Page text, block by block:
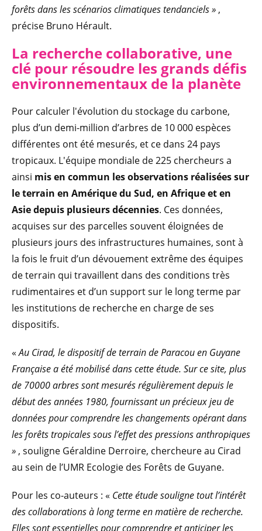
forêts dans les scénarios climatiques tendanciels » ,
précise Bruno Hérault.
La recherche collaborative, une
clé pour résoudre les grands défis
environnementaux de la planète
Pour calculer l'évolution du stockage du carbone,
plus d’un demi-million d’arbres de 10 000 espèces
différentes ont été mesurés, et ce dans 24 pays
tropicaux. L'équipe mondiale de 225 chercheurs a
ainsi mis en commun les observations réalisées sur
le terrain en Amérique du Sud, en Afrique et en
Asie depuis plusieurs décennies. Ces données,
acquises sur des parcelles souvent éloignées de
plusieurs jours des infrastructures humaines, sont à
la fois le fruit d’un dévouement extrême des équipes
de terrain qui travaillent dans des conditions très
rudimentaires et d’un support sur le long terme par
les institutions de recherche en charge de ses
dispositifs.
«Au Cirad, le dispositif de terrain de Paracou en Guyane
Française a été mobilisé dans cette étude. Sur ce site, plus
de 70000 arbres sont mesurés régulièrement depuis le
début des années 1980, fournissant un précieux jeu de
données pour comprendre les changements opérant dans
les forêts tropicales sous l’effet des pressions anthropiques
» , souligne Géraldine Derroire, chercheure au Cirad
au sein de l’UMR Ecologie des Forêts de Guyane.
Pour les co-auteurs : « Cette étude souligne tout l’intérêt
des collaborations à long terme en matière de recherche.
Elles sont essentielles pour comprendre et anticiper les